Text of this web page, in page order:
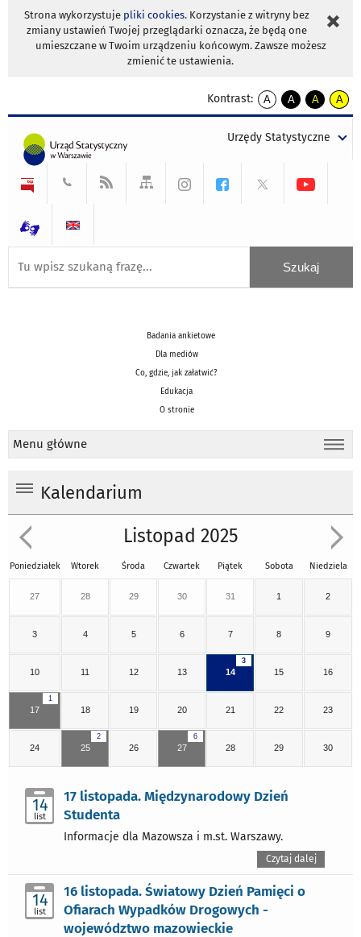
Strona wykorzystuje pliki cookies. Korzystanie z witryny bez
zmiany ustawień Twojej przeglądarki oznacza, że będą one
umieszczane w Twoim urządzeniu końcowym. Zawsze możesz
zmienić te ustawienia.
Kontrast:
A
kontrast
A
kontrast
tekst
czarnym
A
kontrast
tekst
czarnym
A
tekst
żółtym
Urzędy Statystyczne
Badania ankietowe
Dla mediów
Co, gdzie, jak załatwić?
Edukacja
O stronie
Menu główne
Kalendarium
Listopad 2025
Poniedziałek Wtorek Środa Czwartek Piątek Sobota Niedziela
27 28 29 30 31 1 2
3 4 5 6 7 8 9
10 11 12 13
3
14 15 16
1
17 18 19 20 21 22 23
24
2
25 26
6
27 28 29 30
14
list
17 listopada. Międzynarodowy Dzień
Studenta
Informacje dla Mazowsza i m.st. Warszawy.
Czytaj dalej
14
list
16 listopada. Światowy Dzień Pamięci o
Ofiarach Wypadków Drogowych -
województwo mazowieckie